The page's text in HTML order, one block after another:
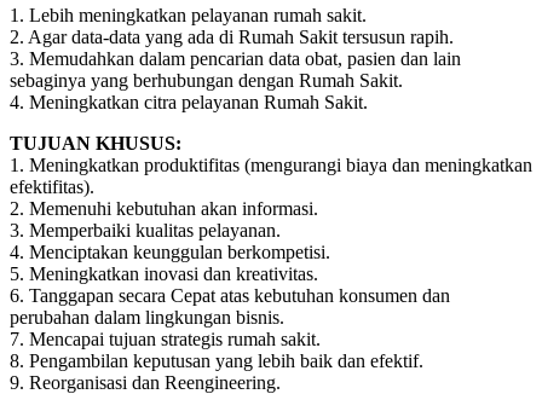
1. Lebih meningkatkan pelayanan rumah sakit.
2. Agar data-data yang ada di Rumah Sakit tersusun rapih.
3. Memudahkan dalam pencarian data obat, pasien dan lain
sebaginya yang berhubungan dengan Rumah Sakit.
4. Meningkatkan citra pelayanan Rumah Sakit.
TUJUAN KHUSUS:
1. Meningkatkan produktifitas (mengurangi biaya dan meningkatkan
efektifitas).
2. Memenuhi kebutuhan akan informasi.
3. Memperbaiki kualitas pelayanan.
4. Menciptakan keunggulan berkompetisi.
5. Meningkatkan inovasi dan kreativitas.
6. Tanggapan secara Cepat atas kebutuhan konsumen dan
perubahan dalam lingkungan bisnis.
7. Mencapai tujuan strategis rumah sakit.
8. Pengambilan keputusan yang lebih baik dan efektif.
9. Reorganisasi dan Reengineering.